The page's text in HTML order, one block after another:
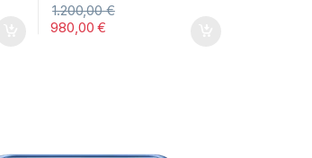
980,00€
1.200,00€